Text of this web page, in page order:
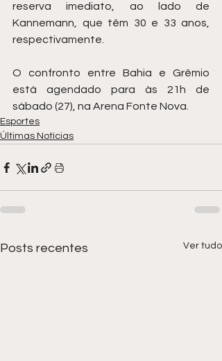
reserva imediato, ao lado de
Kannemann, que têm 30 e 33 anos,
respectivamente.
O confronto entre Bahia e Grêmio
está agendado para às 21h de
sábado (27), na Arena Fonte Nova.
Esportes
Últimas Notícias
Posts recentes Ver tudo